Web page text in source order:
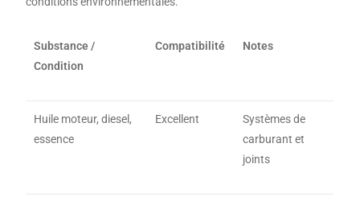
Substance /
Condition
Compatibilité Notes
Huile moteur, diesel,
essence
Excellent
Systèmes de
carburant et
joints